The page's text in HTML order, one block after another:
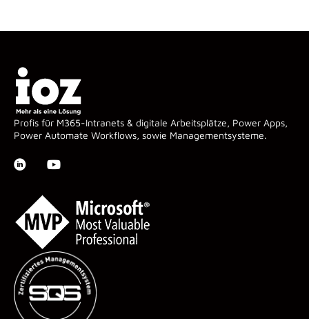
Profis für M365-Intranets & digitale Arbeitsplätze, Power Apps,
Power Automate Workflows, sowie Managementsysteme.